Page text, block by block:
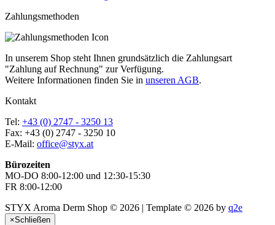
Zahlungsmethoden
In unserem Shop steht Ihnen grundsätzlich die Zahlungsart
"Zahlung auf Rechnung" zur Verfügung.
Weitere Informationen finden Sie in unseren AGB.
Kontakt
Tel: +43 (0) 2747 - 3250 13
Fax: +43 (0) 2747 - 3250 10
E-Mail: office@styx.at
Bürozeiten
MO-DO 8:00-12:00 und 12:30-15:30
FR 8:00-12:00
STYX Aroma Derm Shop © 2026 | Template © 2026 by q2e
×Schließen